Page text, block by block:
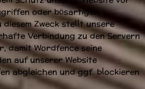
oder bösartigen
Zweck stellt unsere
Verbindung zu den Servern
damit Wordfence seine
auf unserer Website
abgleichen und ggf. blockieren